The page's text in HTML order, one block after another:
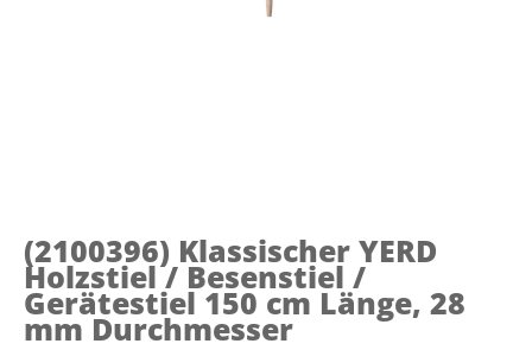
(2100396) Klassischer YERD
Holzstiel / Besenstiel /
Gerätestiel 150 cm Länge, 28
mm Durchmesser